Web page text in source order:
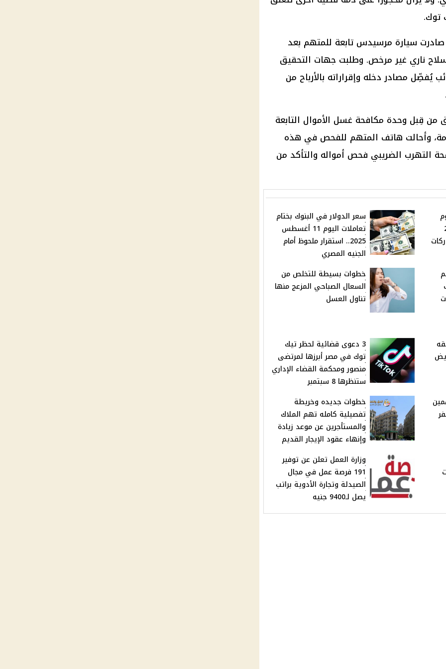
توك.
سيارة مرسيدس تابعة للمتهم بعد
ناري غير مرخص. وطلبت جهات التحقيق
يُفصِّل مصادر دخله وإقراراته بالأرباح من
من قِبل وحدة مكافحة غسل الأموال التابعة
وأحالت هاتف المتهم للفحص في هذه
التهرب الضريبي فحص أمواله والتأكد من
سعر الدولار في البنوك بختام
تعاملات اليوم 11 أغسطس
2025.. استقرار ملحوظ أمام
الجنيه المصري
خطوات بسيطة للتخلص من
السعال الصباحي المزعج منها
تناول العسل
3 دعوى قضائية لحظر تيك
توك في مصر أبرزها لمرتضى
منصور ومحكمة القضاء الإداري
ستنظرها 8 سبتمبر
8 متهمين
خطوات جديده وخريطة
تفصيلية كامله تهم الملاك
والمستأجرين عن موعد زيادة
وإنهاء عقود الإيجار القديم
وزارة العمل تعلن عن توفير
191 فرصة عمل في مجال
الصيدلة وتجارة الأدوية براتب
يصل لـ9400 جنيه